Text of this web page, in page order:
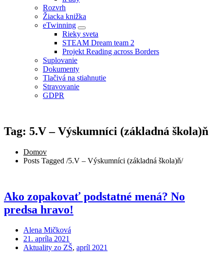
Rozvrh
Žiacka knižka
eTwinning
Rieky sveta
STEAM Dream team 2
Projekt Reading across Borders
Suplovanie
Dokumenty
Tlačivá na stiahnutie
Stravovanie
GDPR
Tag: 5.V – Výskumníci (základná škola)ň
Domov
Posts Tagged /5.V – Výskumníci (základná škola)ň/
Ako zopakovať podstatné mená? No
predsa hravo!
Alena Mičková
21. apríla 2021
Aktuality zo ZŠ, apríl 2021